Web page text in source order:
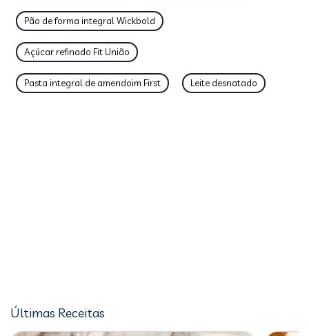
Pão de forma integral Wickbold
Açúcar refinado Fit União
Pasta integral de amendoim First Leite desnatado
Últimas Receitas